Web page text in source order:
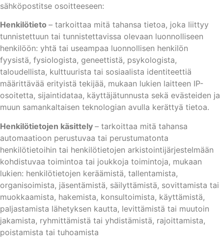
sähköpostitse osoitteeseen:
Henkilötieto – tarkoittaa mitä tahansa tietoa, joka liittyy
tunnistettuun tai tunnistettavissa olevaan luonnolliseen
henkilöön: yhtä tai useampaa luonnollisen henkilön
fyysistä, fysiologista, geneettistä, psykologista,
taloudellista, kulttuurista tai sosiaalista identiteettiä
määrittävää erityistä tekijää, mukaan lukien laitteen IP-
osoitetta, sijaintidataa, käyttäjätunnusta sekä evästeiden ja
muun samankaltaisen teknologian avulla kerättyä tietoa.
Henkilötietojen käsittely – tarkoittaa mitä tahansa
automaatioon perustuvaa tai perustumatonta
henkilötietoihin tai henkilötietojen arkistointijärjestelmään
kohdistuvaa toimintoa tai joukkoja toimintoja, mukaan
lukien: henkilötietojen keräämistä, tallentamista,
organisoimista, jäsentämistä, säilyttämistä, sovittamista tai
muokkaamista, hakemista, konsultoimista, käyttämistä,
paljastamista lähetyksen kautta, levittämistä tai muutoin
jakamista, ryhmittämistä tai yhdistämistä, rajoittamista,
poistamista tai tuhoamista